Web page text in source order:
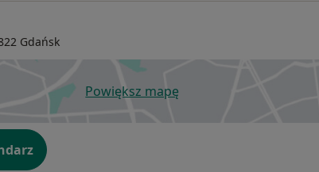
Gdańsk
Powiększ mapęotwiera się w nowej karcie